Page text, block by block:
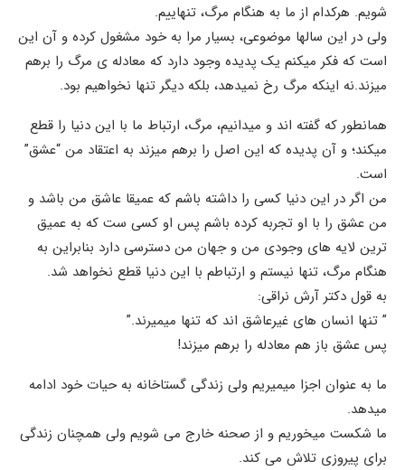
شویم. هرکدام از ما به هنگام مرگ، تنهاییم.
ولی در این سالها موضوعی، بسیار مرا به خود مشغول کرده و آن این
است که فکر میکنم یک پدیده وجود دارد که معادله ی مرگ را برهم
میزند.نه اینکه مرگ رخ نمیدهد، بلکه دیگر تنها نخواهیم بود.
همانطور که گفته اند و میدانیم، مرگ، ارتباط ما با این دنیا را قطع
میکند؛ و آن پدیده که این اصل را برهم میزند به اعتقاد من “عشق”
است.
من اگر در این دنیا کسی را داشته باشم که عمیقا عاشق من باشد و
من عشق را با او تجربه کرده باشم پس او کسی ست که به عمیق
ترین لایه های وجودی من و جهان من دسترسی دارد بنابراین به
هنگام مرگ، تنها نیستم و ارتباطم با این دنیا قطع نخواهد شد.
به قول دکتر آرش نراقی:
” تنها انسان های غیرعاشق اند که تنها میمیرند.”
پس عشق باز هم معادله را برهم میزند!
ما به عنوان اجزا میمیریم ولی زندگی گستاخانه به حیات خود ادامه
میدهد.
ما شکست میخوریم و از صحنه خارج می شویم ولی همچنان زندگی
برای پیروزی تلاش می کند.